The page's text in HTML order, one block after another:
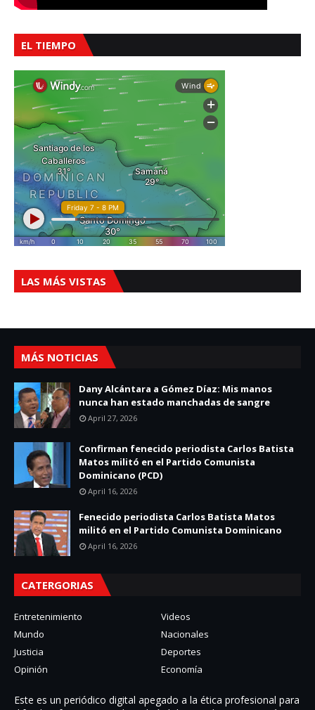
EL TIEMPO
LAS MÁS VISTAS
MÁS NOTICIAS
Dany Alcántara a Gómez Díaz: Mis manos
nunca han estado manchadas de sangre
April 27, 2026
Confirman fenecido periodista Carlos Batista
Matos militó en el Partido Comunista
Dominicano (PCD)
April 16, 2026
Fenecido periodista Carlos Batista Matos
militó en el Partido Comunista Dominicano
April 16, 2026
CATERGORIAS
Entretenimiento
Videos
Mundo
Nacionales
Justicia
Deportes
Opinión
Economía
Este es un periódico digital apegado a la ética profesional para